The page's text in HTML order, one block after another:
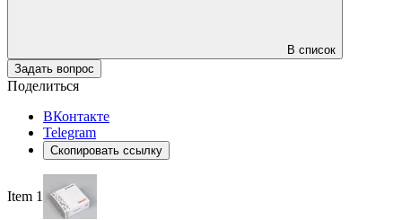
В список
Задать вопрос
Поделиться
ВКонтакте
Telegram
Скопировать ссылку
Item 1 of 4